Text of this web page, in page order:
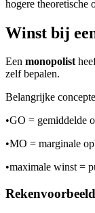
hogere theoretische
Winst bij
Een monopolist
zelf bepalen.
Belangrijke
•GO = gemiddelde
•MO = marginale
•maximale winst =